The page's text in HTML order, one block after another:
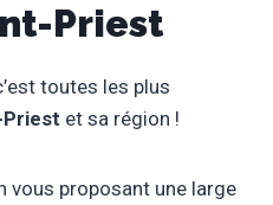
Priest
toutes les plus
et sa région !
vous proposant une large